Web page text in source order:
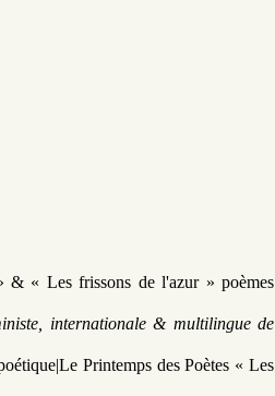
& « Les frissons de l'azur » poèmes
internationale & multilingue de
Le Printemps des Poètes « Les